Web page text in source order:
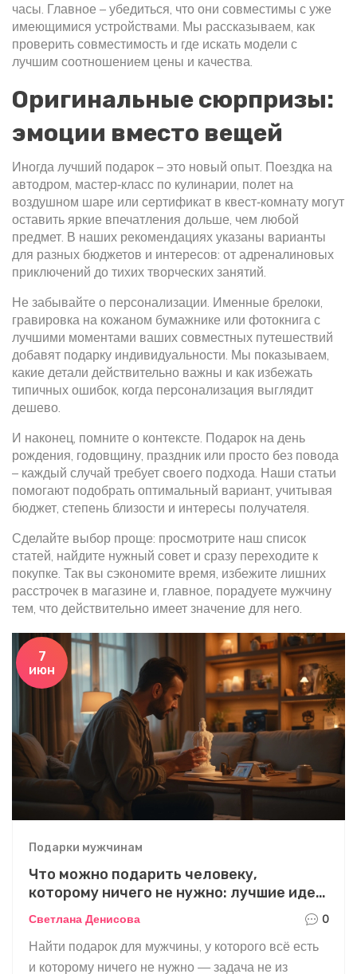
часы. Главное – убедиться, что они совместимы с уже
имеющимися устройствами. Мы рассказываем, как
проверить совместимость и где искать модели с
лучшим соотношением цены и качества.
Оригинальные сюрпризы:
эмоции вместо вещей
Иногда лучший подарок – это новый опыт. Поездка на
автодром, мастер‑класс по кулинарии, полет на
воздушном шаре или сертификат в квест‑комнату могут
оставить яркие впечатления дольше, чем любой
предмет. В наших рекомендациях указаны варианты
для разных бюджетов и интересов: от адреналиновых
приключений до тихих творческих занятий.
Не забывайте о персонализации. Именные брелоки,
гравировка на кожаном бумажнике или фотокнига с
лучшими моментами ваших совместных путешествий
добавят подарку индивидуальности. Мы показываем,
какие детали действительно важны и как избежать
типичных ошибок, когда персонализация выглядит
дешево.
И наконец, помните о контексте. Подарок на день
рождения, годовщину, праздник или просто без повода
– каждый случай требует своего подхода. Наши статьи
помогают подобрать оптимальный вариант, учитывая
бюджет, степень близости и интересы получателя.
Сделайте выбор проще: просмотрите наш список
статей, найдите нужный совет и сразу переходите к
покупке. Так вы сэкономите время, избежите лишних
расстрочек в магазине и, главное, порадуете мужчину
тем, что действительно имеет значение для него.
7
июн
Подарки мужчинам
Что можно подарить человеку,
которому ничего не нужно: лучшие идеи
для мужчин
Светлана Денисова 0
Найти подарок для мужчины, у которого всё есть
и которому ничего не нужно — задача не из